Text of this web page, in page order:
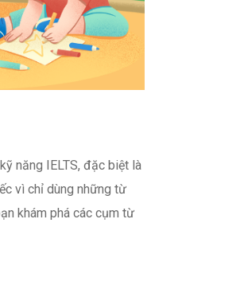
năng IELTS, đặc biệt là
vì chỉ dùng những từ
khám phá các cụm từ